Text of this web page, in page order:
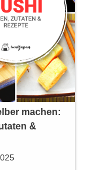
machen:
&